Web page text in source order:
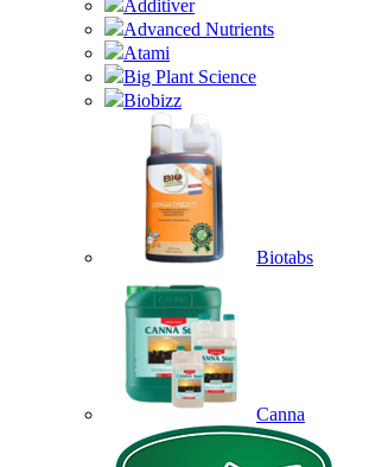
Additiver
Advanced Nutrients
Atami
Big Plant Science
Biobizz
Biotabs
Canna